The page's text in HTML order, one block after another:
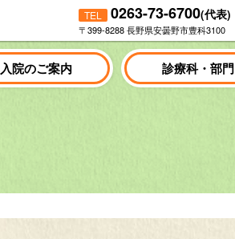
TEL 0263-73-6700(代表)
〒399-8288 長野県安曇野市豊科3100
入院のご案内 診療科・部門